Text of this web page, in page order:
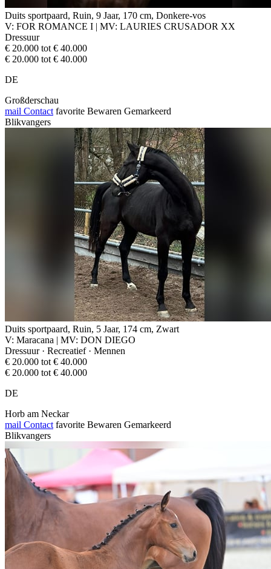
Duits sportpaard, Ruin, 9 Jaar, 170 cm, Donkere-vos
V: FOR ROMANCE I | MV: LAURIES CRUSADOR XX
Dressuur
€ 20.000 tot € 40.000
€ 20.000 tot € 40.000
DE
Großderschau
mail Contact favorite Bewaren Gemarkeerd
Blikvangers
Duits sportpaard, Ruin, 5 Jaar, 174 cm, Zwart
V: Maracana | MV: DON DIEGO
Dressuur · Recreatief · Mennen
€ 20.000 tot € 40.000
€ 20.000 tot € 40.000
DE
Horb am Neckar
mail Contact favorite Bewaren Gemarkeerd
Blikvangers